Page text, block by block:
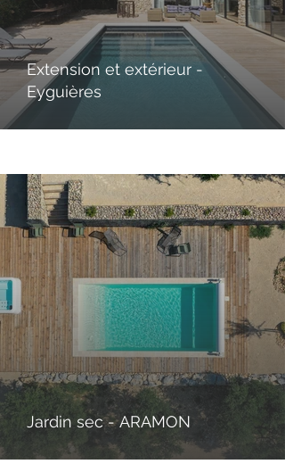
Extension et extérieur -
Eyguières
Jardin sec - ARAMON